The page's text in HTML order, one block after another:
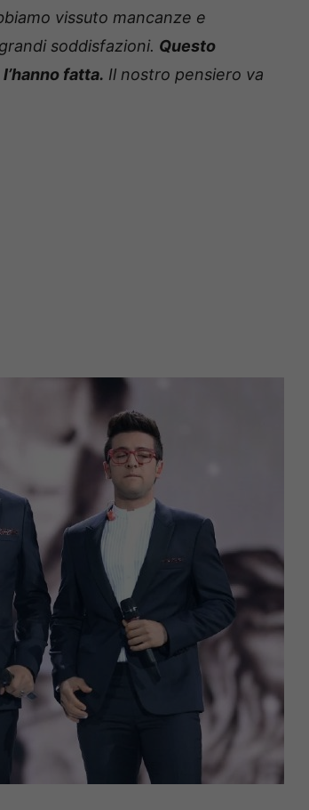
vissuto mancanze e
soddisfazioni. Questo
fatta. Il nostro pensiero va